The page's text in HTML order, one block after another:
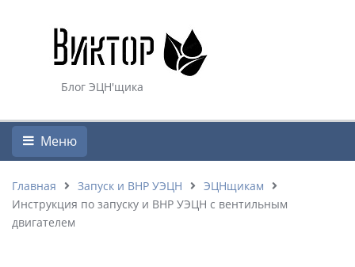
Блог ЭЦН'щика
Меню
Главная Запуск и ВНР УЭЦН
ЭЦНщикам
Инструкция по запуску и ВНР УЭЦН с вентильным
двигателем